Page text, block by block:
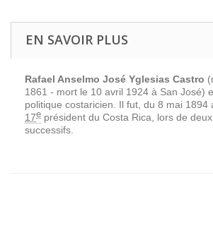
EN SAVOIR PLUS
Rafael Anselmo José Yglesias Castro
1861 - mort le 10 avril 1924 à San José)
politique costaricien. Il fut, du 8 mai 1894
17e président du Costa Rica, lors de
successifs.